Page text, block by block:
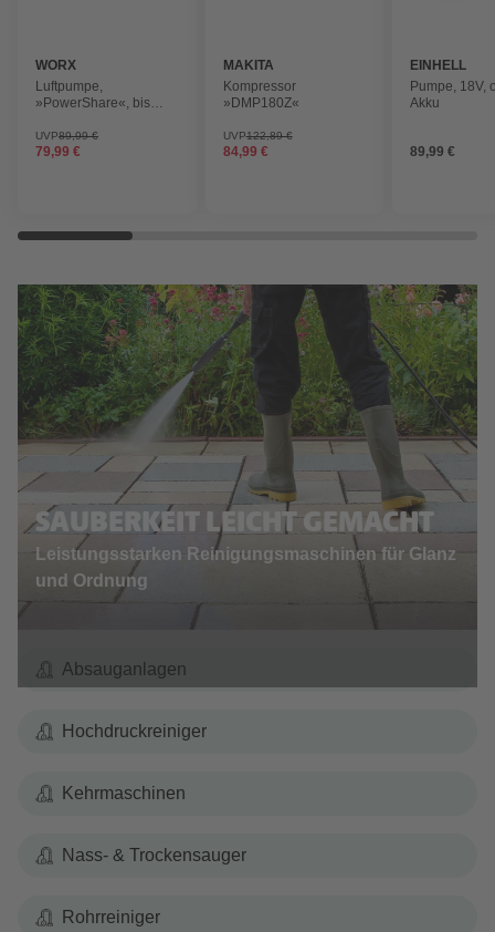
WORX
Luftpumpe,
»PowerShare«, bis
orange
UVP89,99 €
79,99 €
MAKITA
Kompressor
»DMP180Z«
UVP122,89 €
84,99 €
EINHELL
Pumpe, 18V,
Akku
89,99 €
SAUBERKEIT LEICHT GEMACHT
Leistungsstarken Reinigungsmaschinen für Glanz
und Ordnung
Absauganlagen
Hochdruckreiniger
Kehrmaschinen
Nass- & Trockensauger
Rohrreiniger